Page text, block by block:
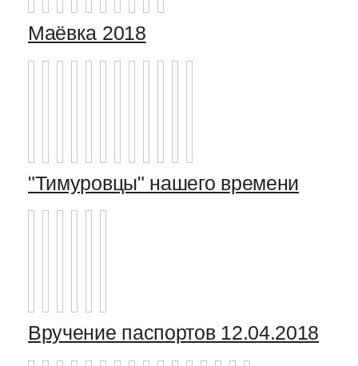
Маёвка 2018
"Тимуровцы" нашего времени
Вручение паспортов 12.04.2018